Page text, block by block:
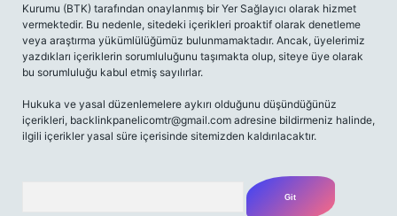
Kurumu (BTK) tarafından onaylanmış bir Yer Sağlayıcı olarak hizmet
vermektedir. Bu nedenle, sitedeki içerikleri proaktif olarak denetleme
veya araştırma yükümlülüğümüz bulunmamaktadır. Ancak, üyelerimiz
yazdıkları içeriklerin sorumluluğunu taşımakta olup, siteye üye olarak
bu sorumluluğu kabul etmiş sayılırlar.
Hukuka ve yasal düzenlemelere aykırı olduğunu düşündüğünüz
içerikleri, backlinkpanelicomtr@gmail.com adresine bildirmeniz halinde,
ilgili içerikler yasal süre içerisinde sitemizden kaldırılacaktır.